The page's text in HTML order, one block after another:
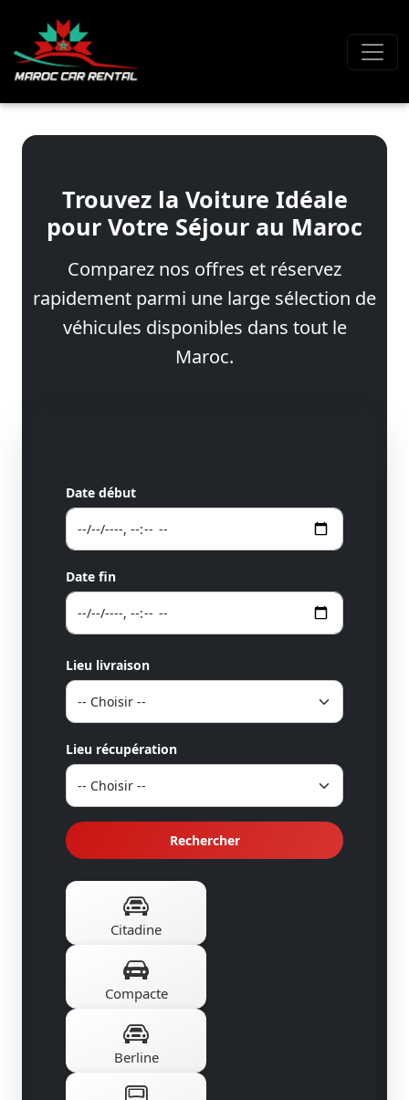
Trouvez la Voiture Idéale
pour Votre Séjour au Maroc
Comparez nos offres et réservez
rapidement parmi une large sélection de
véhicules disponibles dans tout le
Maroc.
Date début
Date fin
Lieu livraison
Lieu récupération
Rechercher
Citadine
Compacte
Berline